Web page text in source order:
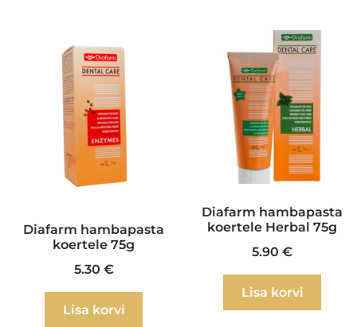
Diafarm hambapasta
koertele 75g
5.30 €
Lisa korvi
Diafarm hambapasta
koertele Herbal 75g
5.90 €
Lisa korvi